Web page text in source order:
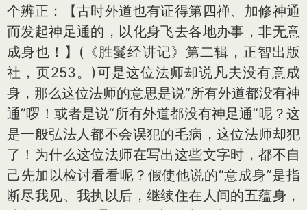
个辨正：【古时外道也有证得第四禅、加修神通
而发起神足通的，以化身飞去各地办事，非无意
成身也！】(《胜鬘经讲记》第二辑，正智出版
社，页253。)可是这位法师却说凡夫没有意成
身，那么这位法师的意思是说“所有外道都没有神
通”啰！或者是说“所有外道都没有神足通”呢？这
是一般弘法人都不会误犯的毛病，这位法师却犯
了！为什么这位法师在写出这些文字时，都不自
己先加以检讨看看呢？假使他说的“意成身”是指
断尽我见、我执以后，继续住在人间的五蕴身，